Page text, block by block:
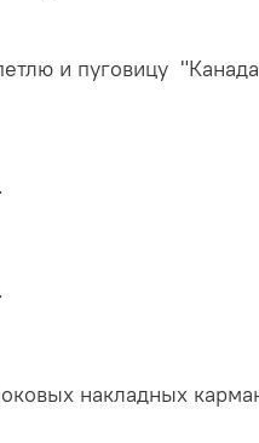
и пуговицу
накладных